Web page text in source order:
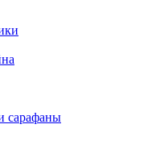
сарафаны